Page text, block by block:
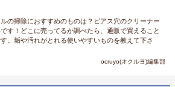
の掃除におすすめのものは？ピアス穴のクリーナー
す！どこに売ってるか調べたら、通販で買えること
。垢や汚れがとれる使いやすいものを教えて下さ
ocruyo(オクルヨ)編集部